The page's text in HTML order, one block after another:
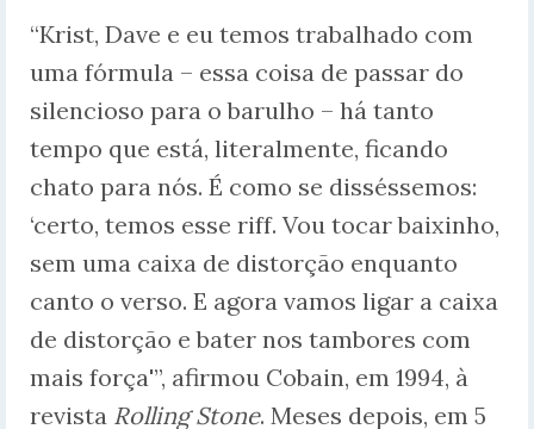
“Krist, Dave e eu temos trabalhado com
uma fórmula – essa coisa de passar do
silencioso para o barulho – há tanto
tempo que está, literalmente, ficando
chato para nós. É como se disséssemos:
‘certo, temos esse riff. Vou tocar baixinho,
sem uma caixa de distorção enquanto
canto o verso. E agora vamos ligar a caixa
de distorção e bater nos tambores com
mais força'”, afirmou Cobain, em 1994, à
revista Rolling Stone. Meses depois, em 5